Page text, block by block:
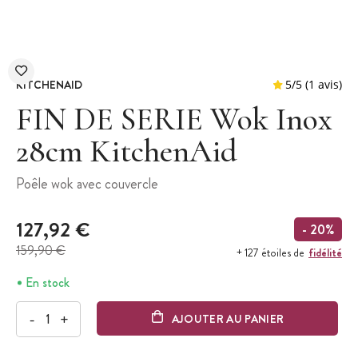
KITCHENAID
FIN DE SERIE Wok Inox
28cm KitchenAid
Poêle wok avec couvercle
127,92 €
159,90 €
- 20%
+ 127 étoiles de fidélité
En stock
- + AJOUTER AU PANIER